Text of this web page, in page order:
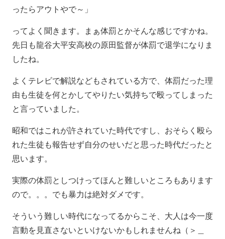
ったらアウトやで～」
ってよく聞きます。まぁ体罰とかそんな感じですかね。
先日も龍谷大平安高校の原田監督が体罰で退学になりま
したね。
よくテレビで解説などもされている方で、体罰だった理
由も生徒を何とかしてやりたい気持ちで殴ってしまった
と言っていました。
昭和ではこれが許されていた時代ですし、おそらく殴ら
れた生徒も報告せず自分のせいだと思った時代だったと
思います。
実際の体罰としつけってほんと難しいところもあります
ので。。。でも暴力は絶対ダメです。
そういう難しい時代になってるからこそ、大人は今一度
言動を見直さないといけないかもしれませんね（＞＿